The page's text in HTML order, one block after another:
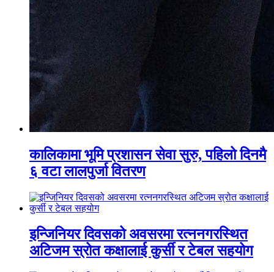
कालिकामा भूमि प्रशासन सेवा सुरु, पहिलो दिनमै
६ वटा लालपुर्जा वितरण
इन्जिनियर दिवसको अवसरमा रत्ननगरस्थित
अटिजम स्रोत कक्षालाई कुर्सी र टेबल सहयोग